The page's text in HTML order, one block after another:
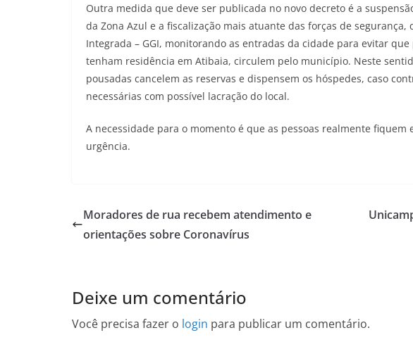
Outra medida que deve ser publicada no novo decreto é a
da Zona Azul e a fiscalização mais atuante das forças de
Integrada – GGI, monitorando as entradas da cidade para evitar
tenham residência em Atibaia, circulem pelo município. Neste
pousadas cancelem as reservas e dispensem os hóspedes, caso
necessárias com possível lacração do local.
A necessidade para o momento é que as pessoas realmente fiquem
urgência.
Moradores de rua recebem atendimento e
orientações sobre Coronavírus
Deixe um comentário
Você precisa fazer o login para publicar um comentário.